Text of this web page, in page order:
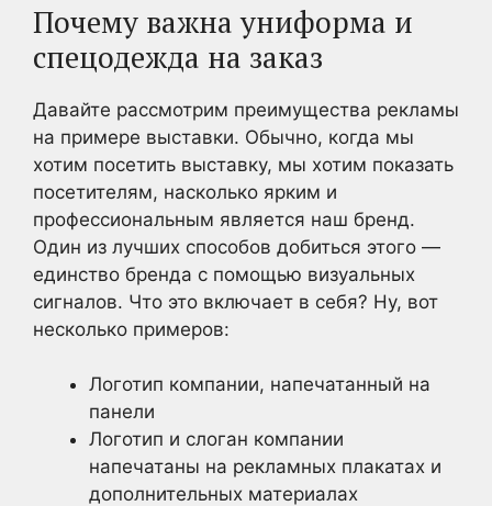
Почему важна униформа и
спецодежда на заказ
Давайте рассмотрим преимущества рекламы
на примере выставки. Обычно, когда мы
хотим посетить выставку, мы хотим показать
посетителям, насколько ярким и
профессиональным является наш бренд.
Один из лучших способов добиться этого —
единство бренда с помощью визуальных
сигналов. Что это включает в себя? Ну, вот
несколько примеров:
Логотип компании, напечатанный на
панели
Логотип и слоган компании
напечатаны на рекламных плакатах и
дополнительных материалах